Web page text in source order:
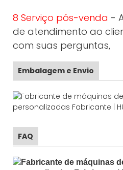
8 Serviço pós-venda -
de atendimento ao
com suas perguntas,
Embalagem e Envio
FAQ